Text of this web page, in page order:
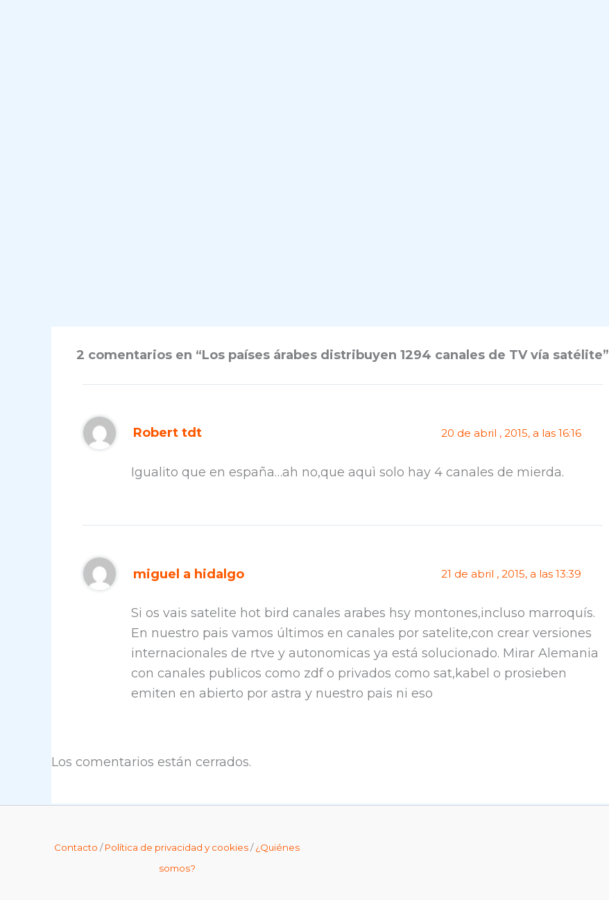
2 comentarios en “Los países árabes distribuyen 1294 canales de TV vía satélite”
Robert tdt 20 de abril , 2015, a las 16:16
Igualito que en españa…ah no,que aquì solo hay 4 canales de mierda.
miguel a hidalgo 21 de abril , 2015, a las 13:39
Si os vais satelite hot bird canales arabes hsy montones,incluso marroquís.
En nuestro pais vamos últimos en canales por satelite,con crear versiones
internacionales de rtve y autonomicas ya está solucionado. Mirar Alemania
con canales publicos como zdf o privados como sat,kabel o prosieben
emiten en abierto por astra y nuestro pais ni eso
Los comentarios están cerrados.
Contacto /Política de privacidad y cookies/¿Quiénes
somos?